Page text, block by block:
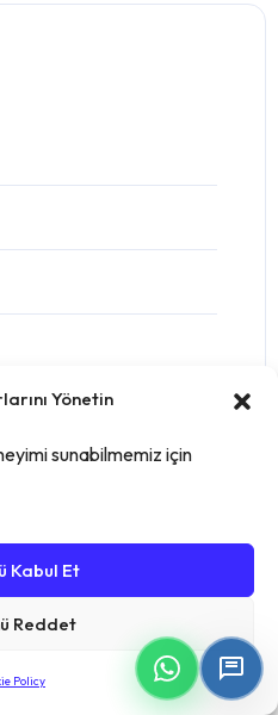
Yönetin
sunabilmemiz için
Kabul Et
Reddet
Policy